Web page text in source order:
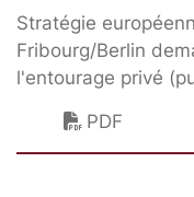
Stratégie
Fribourg/Berlin
l'entourage privé
PDF